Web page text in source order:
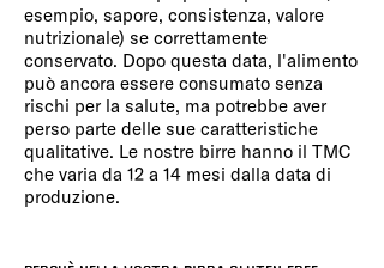
esempio, sapore, consistenza, valore
nutrizionale) se correttamente
conservato. Dopo questa data, l'alimento
può ancora essere consumato senza
rischi per la salute, ma potrebbe aver
perso parte delle sue caratteristiche
qualitative. Le nostre birre hanno il TMC
che varia da 12 a 14 mesi dalla data di
produzione.